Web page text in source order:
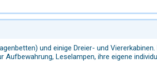
und einige Dreier- und
Leselampen, ihre eigene